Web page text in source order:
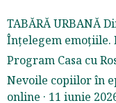
TABĂRĂ URBANĂ
Înțelegem emoțiile.
Program Casa cu
Nevoile copiilor în
online · 11 iunie